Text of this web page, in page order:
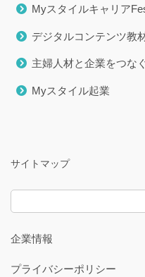
Myスタイルキャリア
デジタルコンテンツ教
主婦人材と企業をつな
Myスタイル起業
サイトマップ
企業情報
プライバシーポリシー